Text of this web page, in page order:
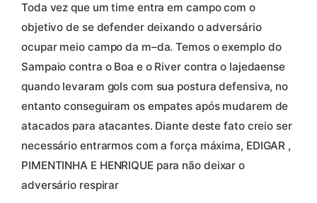
Toda vez que um time entra em campo com o
objetivo de se defender deixando o adversário
ocupar meio campo da m–da. Temos o exemplo do
Sampaio contra o Boa e o River contra o lajedaense
quando levaram gols com sua postura defensiva, no
entanto conseguiram os empates após mudarem de
atacados para atacantes. Diante deste fato creio ser
necessário entrarmos com a força máxima, EDIGAR ,
PIMENTINHA E HENRIQUE para não deixar o
adversário respirar